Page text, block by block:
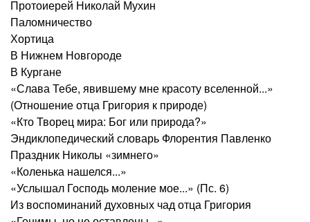
Протоиерей Николай Мухин
Паломничество
Хортица
В Нижнем Новгороде
В Кургане
«Слава Тебе, явившему мне красоту вселенной...»
(Отношение отца Григория к природе)
«Кто Творец мира: Бог или природа?»
Эндиклопедический словарь Флорентия Павленко
Праздник Николы «зимнего»
«Коленька нашелся...»
«Услышал Господь моление мое...» (Пс. 6)
Из воспоминаний духовных чад отца Григория